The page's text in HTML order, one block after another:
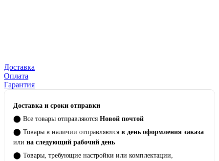
Доставка
Оплата
Гарантия
Доставка и сроки отправки
⬤ Все товары отправляются Новой почтой
⬤ Товары в наличии отправляются в день оформления заказа
или на следующий рабочий день
⬤ Товары, требующие настройки или комплектации,